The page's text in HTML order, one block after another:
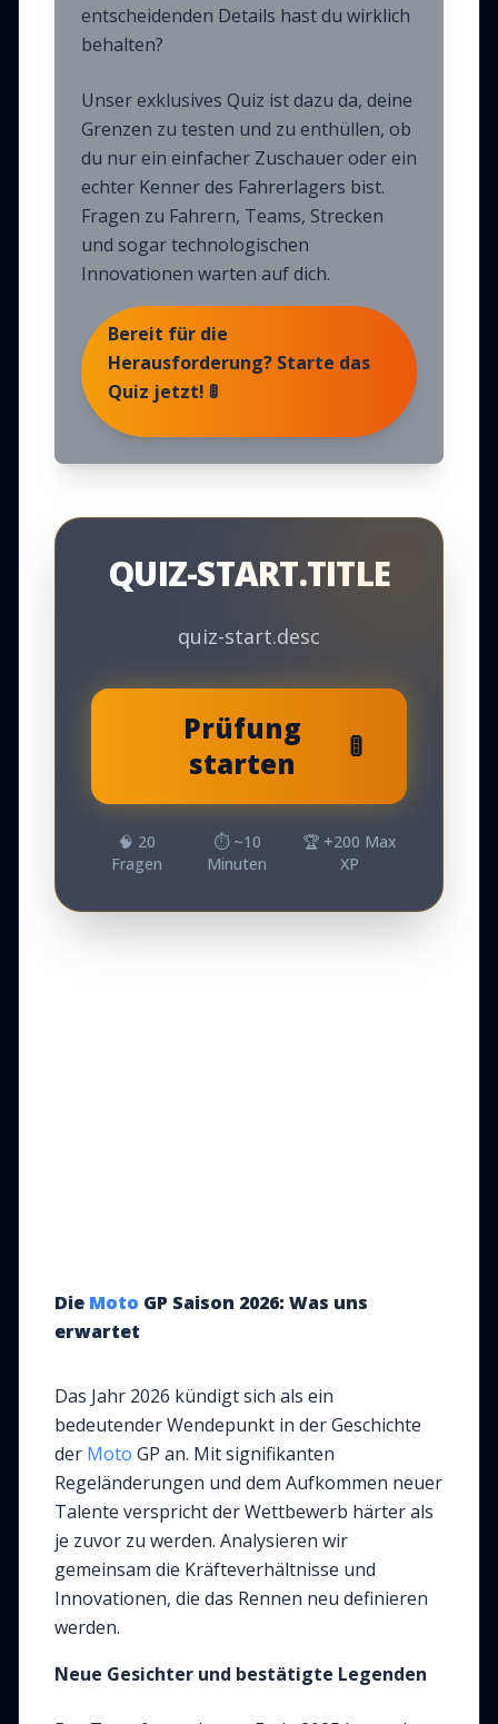
entscheidenden Details hast du wirklich
behalten?
Unser exklusives Quiz ist dazu da, deine
Grenzen zu testen und zu enthüllen, ob
du nur ein einfacher Zuschauer oder ein
echter Kenner des Fahrerlagers bist.
Fragen zu Fahrern, Teams, Strecken
und sogar technologischen
Innovationen warten auf dich.
Bereit für die
Herausforderung? Starte das
Quiz jetzt! 🚦
QUIZ-START.TITLE
quiz-start.desc
Prüfung
starten
🚦
🧠 20
Fragen
⏱️ ~10
Minuten
🏆 +200 Max
XP
Die Moto GP Saison 2026: Was uns
erwartet
Das Jahr 2026 kündigt sich als ein
bedeutender Wendepunkt in der Geschichte
der Moto GP an. Mit signifikanten
Regeländerungen und dem Aufkommen neuer
Talente verspricht der Wettbewerb härter als
je zuvor zu werden. Analysieren wir
gemeinsam die Kräfteverhältnisse und
Innovationen, die das Rennen neu definieren
werden.
Neue Gesichter und bestätigte Legenden